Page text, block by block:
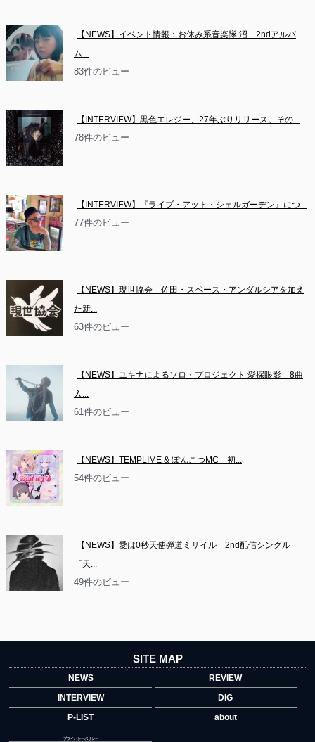
【NEWS】イベント情報：お休み系音楽隊 沼　2ndアルバ
ム...
83件のビュー
【INTERVIEW】黒色エレジー、27年ぶりリリース。その...
78件のビュー
【INTERVIEW】『ライブ・アット・シェルガーデン』につ...
77件のビュー
【NEWS】現世協会　佐田・スペース・アンダルシアを加え
た新...
63件のビュー
【NEWS】ユキナによるソロ・プロジェクト 愛探眼影　8曲
入...
61件のビュー
【NEWS】TEMPLIME & ぽんこつMC　初...
54件のビュー
【NEWS】愛は0秒天使弾道ミサイル　2nd配信シングル
「天...
49件のビュー
SITE MAP
NEWS
REVIEW
INTERVIEW
DIG
P-LIST
about
プライバシーポリシー